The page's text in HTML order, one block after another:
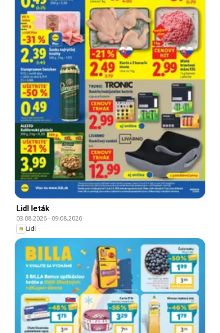
Lidl leták
03.08.2026- 09.08.2026
Lidl